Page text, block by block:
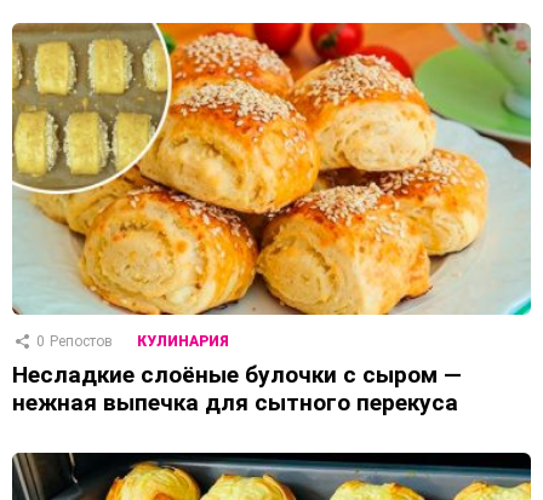
0 Репостов КУЛИНАРИЯ
Несладкие слоёные булочки с сыром —
нежная выпечка для сытного перекуса